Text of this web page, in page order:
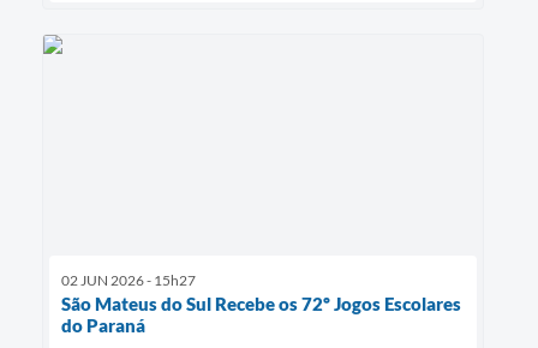
02 JUN 2026 - 15h27
São Mateus do Sul Recebe os 72º Jogos Escolares
do Paraná